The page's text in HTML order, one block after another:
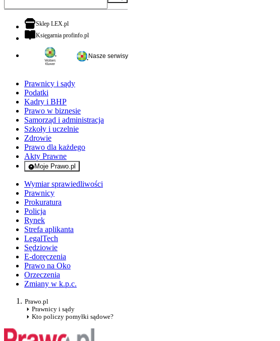
Sklep LEX.plotwiera się w nowej karcie
Księgarnia profinfo.plotwiera się w nowej karcie
Nasze serwisy
Prawnicy i sądy
Podatki
Kadry i BHP
Prawo w biznesie
Samorząd i administracja
Szkoły i uczelnie
Zdrowie
Prawo dla każdego
Akty Prawne
Moje Prawo.pl
- rejestracja i logowanie do serwisu
Wymiar sprawiedliwości
Prawnicy
Prokuratura
Policja
Rynek
Strefa aplikanta
LegalTech
Sędziowie
E-doręczenia
Prawo na Oko
Orzeczenia
Zmiany w k.p.c.
Prawo.pl
Prawnicy i sądy
Kto policzy pomyłki sądowe?